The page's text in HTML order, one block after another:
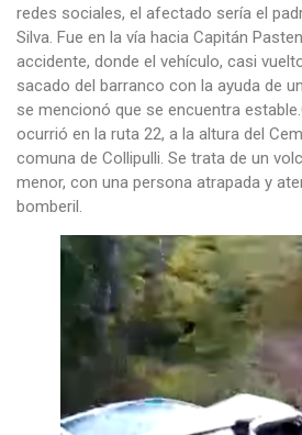
redes sociales, el afectado sería el
Silva. Fue en la vía hacia Capitán
accidente, donde el vehículo, casi
sacado del barranco con la ayuda de
se mencionó que se encuentra
ocurrió en la ruta 22, a la altura del
comuna de Collipulli. Se trata de un
menor, con una persona atrapada y
bomberil.